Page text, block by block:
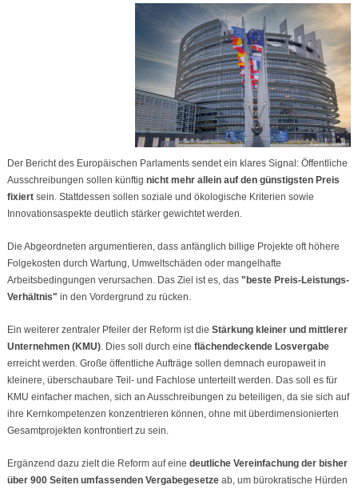
Der Bericht des Europäischen Parlaments sendet ein klares Signal: Öffentliche
Ausschreibungen sollen künftig nicht mehr allein auf den günstigsten Preis
fixiertsein. Stattdessen sollen soziale und ökologische Kriterien sowie
Innovationsaspekte deutlich stärker gewichtet werden.
Die Abgeordneten argumentieren, dass anfänglich billige Projekte oft höhere
Folgekosten durch Wartung, Umweltschäden oder mangelhafte
Arbeitsbedingungen verursachen. Das Ziel ist es, das "beste Preis-Leistungs-
Verhältnis" in den Vordergrund zu rücken.
Ein weiterer zentraler Pfeiler der Reform ist die Stärkung kleiner und mittlerer
Unternehmen (KMU). Dies soll durch eine flächendeckende Losvergabe
erreicht werden. Große öffentliche Aufträge sollen demnach europaweit in
kleinere, überschaubare Teil- und Fachlose unterteilt werden. Das soll es für
KMU einfacher machen, sich an Ausschreibungen zu beteiligen, da sie sich auf
ihre Kernkompetenzen konzentrieren können, ohne mit überdimensionierten
Gesamtprojekten konfrontiert zu sein.
Ergänzend dazu zielt die Reform auf eine deutliche Vereinfachung der bisher
über 900 Seiten umfassenden Vergabegesetzeab, um bürokratische Hürden